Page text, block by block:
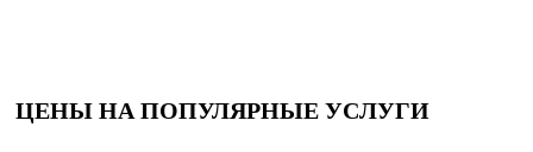
ЦЕНЫ НА ПОПУЛЯРНЫЕ УСЛУГИ